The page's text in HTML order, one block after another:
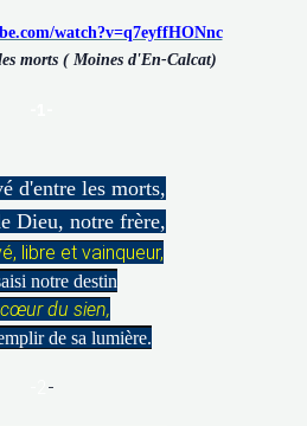
watch?v=q7eyffHONnc
morts ( Moines d'En-Calcat)
d'entre les morts,
Dieu, notre frère,
libre et vainqueur,
notre destin
du sien,
de sa lumière.
-